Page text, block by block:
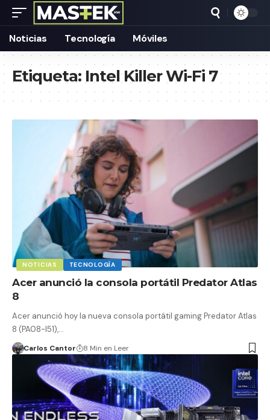
Noticias Tecnología Móviles
Etiqueta:Intel Killer Wi-Fi 7
NOTICIAS TECNOLOGÍA
Acer anunció la consola portátil Predator Atlas
8
Acer anunció hoy la nueva consola portátil gaming Predator Atlas
8 (PA08-I51),…
Carlos Cantor 8 Min en Leer